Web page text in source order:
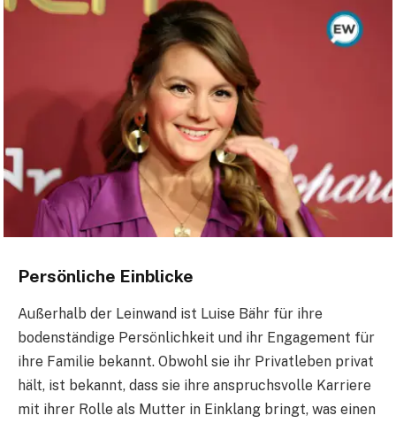
Persönliche Einblicke
Außerhalb der Leinwand ist Luise Bähr für ihre
bodenständige Persönlichkeit und ihr Engagement für
ihre Familie bekannt. Obwohl sie ihr Privatleben privat
hält, ist bekannt, dass sie ihre anspruchsvolle Karriere
mit ihrer Rolle als Mutter in Einklang bringt, was einen